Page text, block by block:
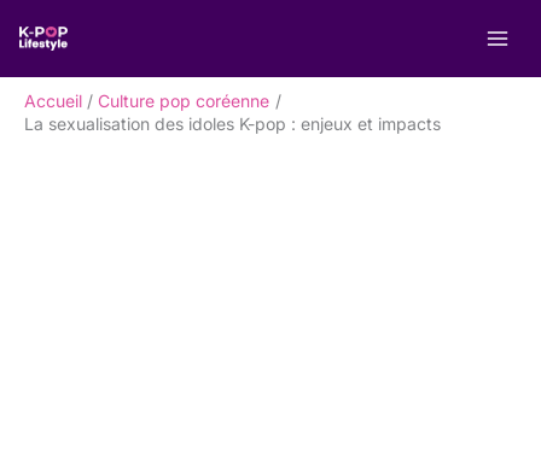
contenu
Accueil
Culture pop coréenne
La sexualisation des idoles K-pop : enjeux et impacts
e
c
h